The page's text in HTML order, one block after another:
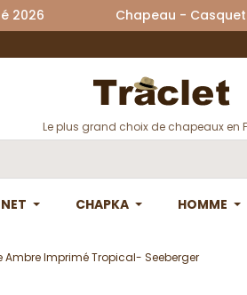
été 2026 Chapeau -
Le plus grand choix de chapeaux en
CHAPKA HOMME
Imprimé Tropical- Seeberger